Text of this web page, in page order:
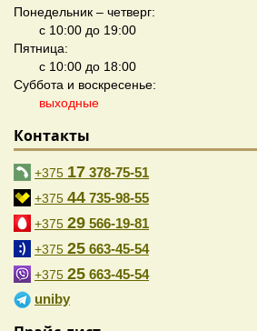
Понедельник – четверг:
с 10:00 до 19:00
Пятница:
с 10:00 до 18:00
Суббота и воскресенье:
выходные
Контакты
+375 17 378-75-51
+375 44 735-98-55
+375 29 566-19-81
+375 25 663-45-54
+375 25 663-45-54
uniby